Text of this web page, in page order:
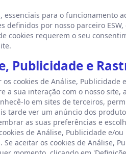
essenciais para o funcionamento
definidos por nosso parceiro
cookies requerem o seu
Publicidade e
cookies de Análise,
a sua interação com o nosso
lo em sites de terceiros,
tarde ver um anúncio dos
as suas preferências e
de Análise, Publicidade e/
Se aceitar os cookies de